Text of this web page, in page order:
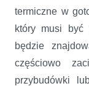
termiczne w
który musi być
będzie
częściowo
przybudówki